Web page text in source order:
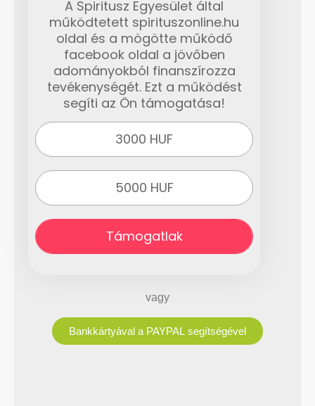
A Spiritusz Egyesület által
működtetett spirituszonline.hu
oldal és a mögötte működő
facebook oldal a jövőben
adományokból finanszírozza
tevékenységét. Ezt a működést
segíti az Ön támogatása!
3000 HUF
5000 HUF
Támogatlak
vagy
Bankkártyával a PAYPAL segítségével